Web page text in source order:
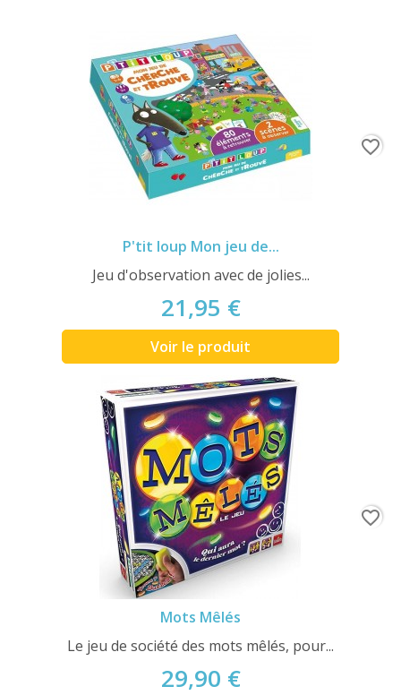
P'tit loup Mon jeu de...
Jeu d'observation avec de jolies...
21,95 €
Voir le produit
favorite_border
Mots Mêlés
Le jeu de société des mots mêlés, pour...
29,90 €
favorite_border